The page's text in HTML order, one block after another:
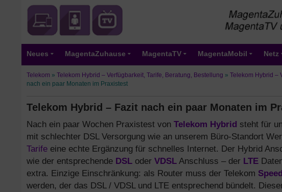
Neues MagentaZuhause MagentaTV MagentaMobil Netz
Telekom » Telekom Hybrid – Verfügbarkeit, Tarife, Beratung, Bestellung » Telekom Hybrid –
nach ein paar Monaten im Praxistest
Telekom Hybrid – Fazit nach ein paar Monaten im
Nach ein paar Wochen Praxistest von Telekom Hybrid steht für
mit schlechter DSL Versorgung wie an unserem Büro-Standort
Tarife eine echte Ergänzung für schnelles Internet. Der Hybrid
wie der entsprechende DSL oder VDSL Anschluss – der LTE
extra. Einzige Einschränkung: als Router muss der Telekom
werden, der das DSL / VDSL und LTE entsprechend bündelt.